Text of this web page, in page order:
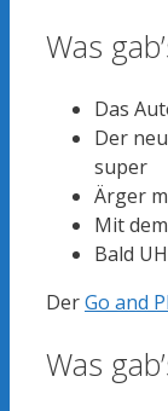
Was
Das
Der
super
Ärger
Mit
Bald
DerGo and
Was